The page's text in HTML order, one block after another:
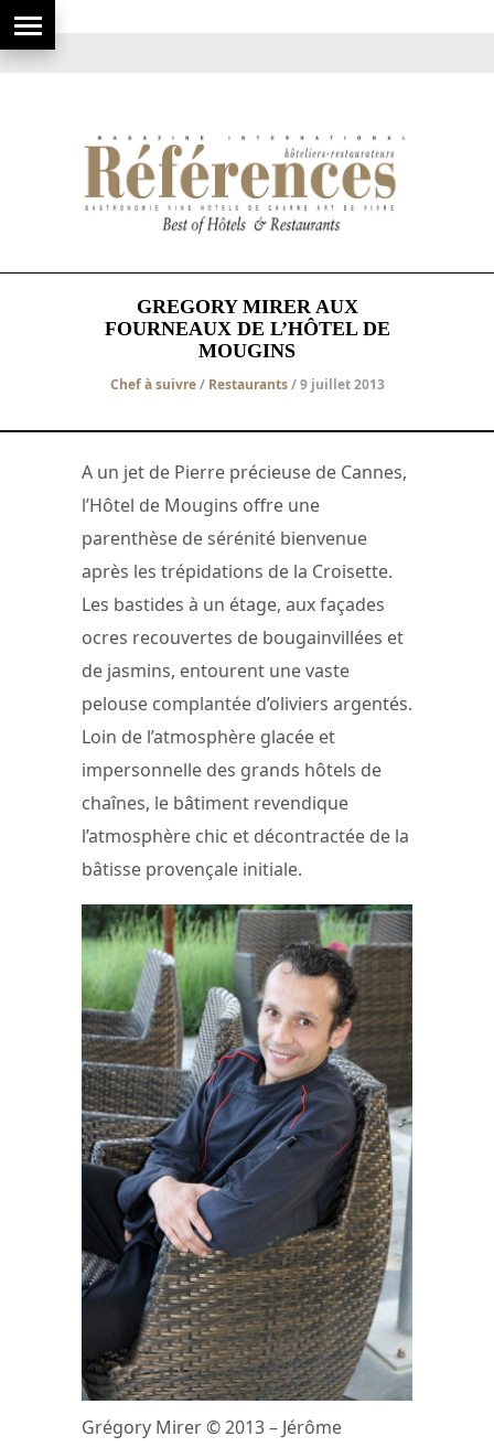
GREGORY MIRER AUX
FOURNEAUX DE L’HÔTEL DE
MOUGINS
Chef à suivre/ Restaurants/ 9 juillet 2013
A un jet de Pierre précieuse de Cannes,
l’Hôtel de Mougins offre une
parenthèse de sérénité bienvenue
après les trépidations de la Croisette.
Les bastides à un étage, aux façades
ocres recouvertes de bougainvillées et
de jasmins, entourent une vaste
pelouse complantée d’oliviers argentés.
Loin de l’atmosphère glacée et
impersonnelle des grands hôtels de
chaînes, le bâtiment revendique
l’atmosphère chic et décontractée de la
bâtisse provençale initiale.
Grégory Mirer © 2013 – Jérôme